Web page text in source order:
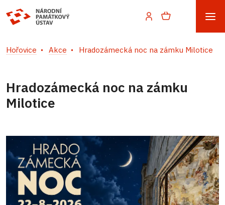
Hořovice Akce Hradozámecká noc na zámku Milotice
Hradozámecká noc na zámku
Milotice